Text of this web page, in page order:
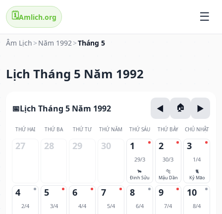
🗓️Amlich.org
Âm Lịch > Năm 1992>Tháng 5
Lịch Tháng 5 Năm 1992
Lịch Tháng 5 Năm 1992
THỨ HAI THỨ BA THỨ TƯ THỨ NĂM THỨ SÁU THỨ BẢY CHỦ NHẬT
27 28 29 30 1
29/3
🐂
Đinh Sửu
2
30/3
🐅
Mậu Dần
3
1/4
🐈
Kỷ Mão
4
2/4
5
3/4
6
4/4
7
5/4
8
6/4
9
7/4
10
8/4